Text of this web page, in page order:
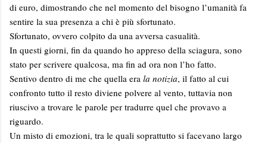
di euro, dimostrando che nel momento del bisogno l’umanità fa
sentire la sua presenza a chi è più sfortunato.
Sfortunato, ovvero colpito da una avversa casualità.
In questi giorni, fin da quando ho appreso della sciagura, sono
stato per scrivere qualcosa, ma fin ad ora non l’ho fatto.
Sentivo dentro di me che quella era la notizia, il fatto al cui
confronto tutto il resto diviene polvere al vento, tuttavia non
riuscivo a trovare le parole per tradurre quel che provavo a
riguardo.
Un misto di emozioni, tra le quali soprattutto si facevano largo